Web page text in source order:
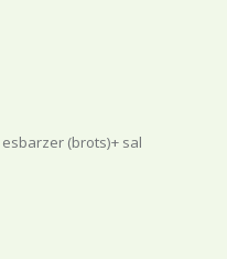
(brots)+ sal